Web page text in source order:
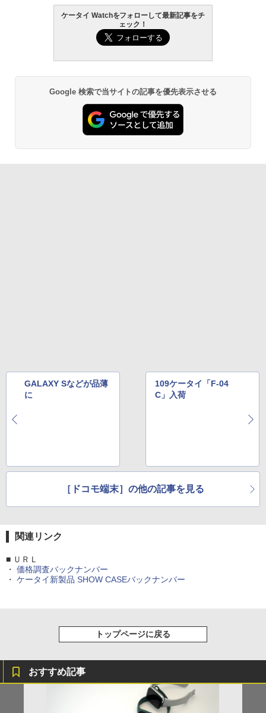
ケータイ Watchをフォローして最新記事をチ
ェック！
Google 検索で当サイトの記事を優先表示させる
GALAXY Sなどが品薄
に
109ケータイ「F-04
C」入荷
［ドコモ端末］の他の記事を見る
関連リンク
■ ＵＲＬ
・ 価格調査バックナンバー
・ ケータイ新製品 SHOW CASEバックナンバー
トップページに戻る
おすすめ記事